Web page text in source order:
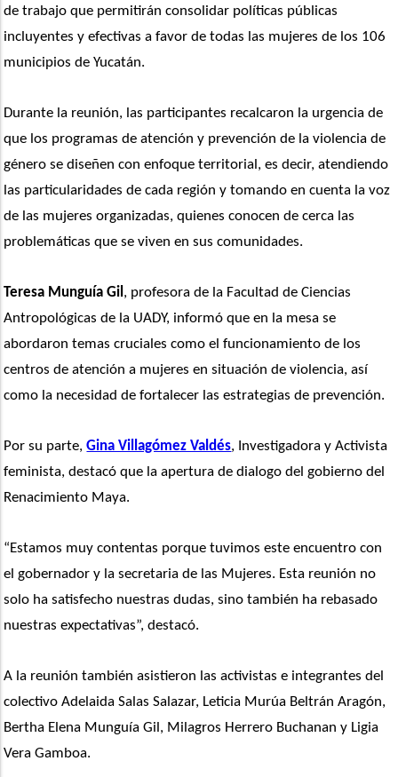
de trabajo que permitirán consolidar políticas públicas
incluyentes y efectivas a favor de todas las mujeres de los 106
municipios de Yucatán.
Durante la reunión, las participantes recalcaron la urgencia de
que los programas de atención y prevención de la violencia de
género se diseñen con enfoque territorial, es decir, atendiendo
las particularidades de cada región y tomando en cuenta la voz
de las mujeres organizadas, quienes conocen de cerca las
problemáticas que se viven en sus comunidades.
Teresa Munguía Gil, profesora de la Facultad de Ciencias
Antropológicas de la UADY, informó que en la mesa se
abordaron temas cruciales como el funcionamiento de los
centros de atención a mujeres en situación de violencia, así
como la necesidad de fortalecer las estrategias de prevención.
Por su parte, Gina Villagómez Valdés, Investigadora y Activista
feminista, destacó que la apertura de dialogo del gobierno del
Renacimiento Maya.
“Estamos muy contentas porque tuvimos este encuentro con
el gobernador y la secretaria de las Mujeres. Esta reunión no
solo ha satisfecho nuestras dudas, sino también ha rebasado
nuestras expectativas”, destacó.
A la reunión también asistieron las activistas e integrantes del
colectivo Adelaida Salas Salazar, Leticia Murúa Beltrán Aragón,
Bertha Elena Munguía Gil, Milagros Herrero Buchanan y Ligia
Vera Gamboa.